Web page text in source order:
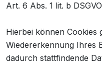
Art. 6 Abs. 1 lit. b
Hierbei können Cookies
Wiedererkennung Ihres
dadurch stattfindende